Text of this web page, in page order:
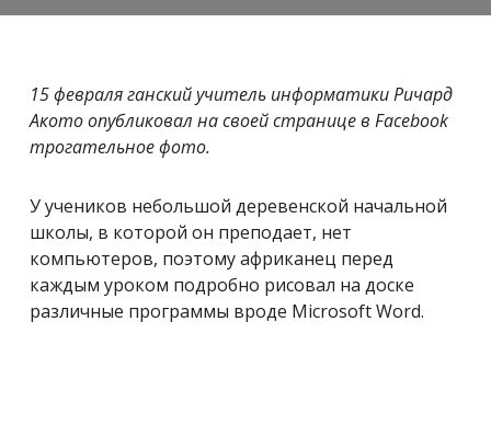
15 февраля ганский учитель информатики Ричард
Акото опубликовал на своей странице в Facebook
трогательное фото.
У учеников небольшой деревенской начальной
школы, в которой он преподает, нет
компьютеров, поэтому африканец перед
каждым уроком подробно рисовал на доске
различные программы вроде Microsoft Word.